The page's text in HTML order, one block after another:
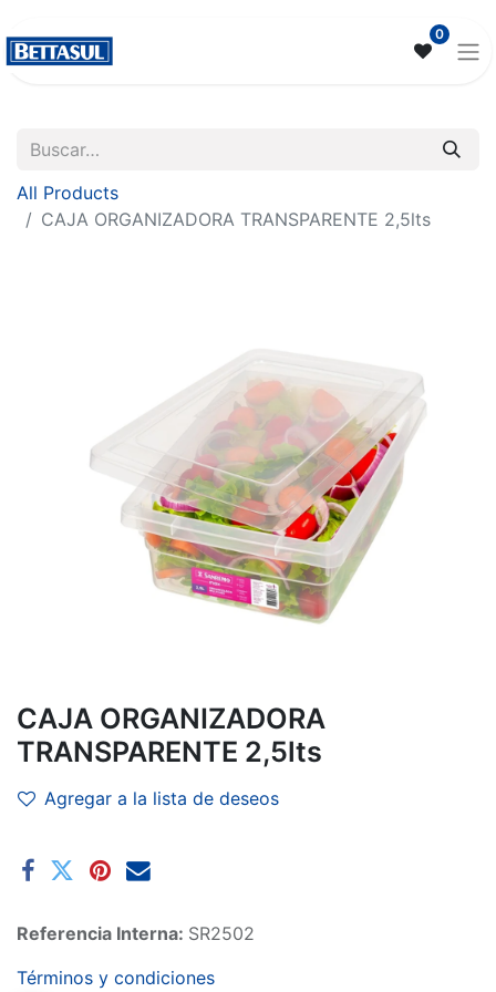
0
All Products
CAJA ORGANIZADORA TRANSPARENTE 2,5lts
CAJA ORGANIZADORA
TRANSPARENTE 2,5lts
Agregar a la lista de deseos
Referencia Interna: SR2502
Términos y condiciones